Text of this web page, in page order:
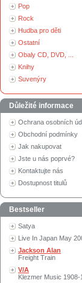
Pop
Rock
Hudba pro děti
Ostatní
Obaly CD, DVD, ...
Knihy
Suvenýry
Důležité informace
Ochrana osobních
Obchodní podmínky
Jak nakupovat
Jste u nás poprvé?
Kontaktujte nás
Dostupnost titulů
Bestseller
Satya
Live In Japan May
Jackson Alan
Freight Train
V/A
Klezmer Music 1908-